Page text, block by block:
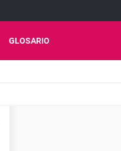
GLOSARIO